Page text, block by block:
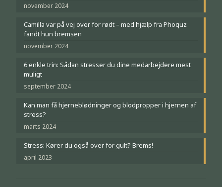
november 2024
Camilla var på vej over for rødt – med hjælp fra Phoquz
fandt hun bremsen
november 2024
6 enkle trin: Sådan stresser du dine medarbejdere mest
muligt
september 2024
Kan man få hjerneblødninger og blodpropper i hjernen af
stress?
marts 2024
Stress: Kører du også over for gult? Brems!
april 2023